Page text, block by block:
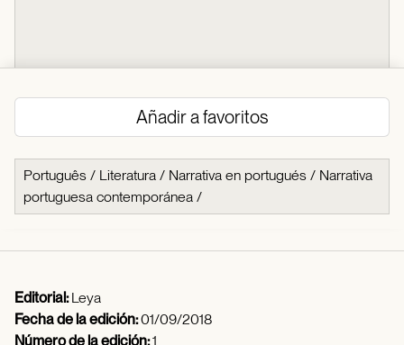
Añadir a favoritos
Português / Literatura / Narrativa en portugués / Narrativa
portuguesa contemporánea /
Editorial:Leya
Fecha de la edición:01/09/2018
Número de la edición:1